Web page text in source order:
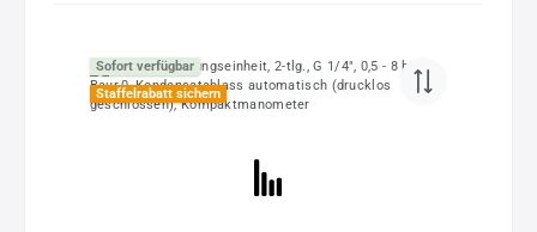
Sofort verfügbar
Staffelrabatt sichern